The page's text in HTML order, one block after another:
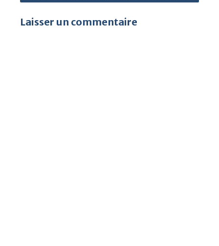
Laisser un commentaire